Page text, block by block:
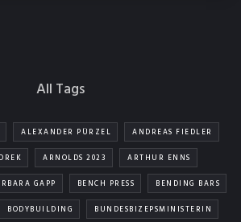
All Tags
ALEXANDER PÜRZEL ANDREAS FIEDLER
ARNOLDS 2023 ARTHUR ENNS
GAPP BENCH PRESS BENDING BARS
BODYBUILDING BUNDESBIZEPSMINISTERIN